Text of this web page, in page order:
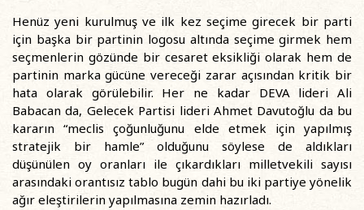
Henüz yeni kurulmuş ve ilk kez seçime girecek bir parti
için başka bir partinin logosu altında seçime girmek hem
seçmenlerin gözünde bir cesaret eksikliği olarak hem de
partinin marka gücüne vereceği zarar açısından kritik bir
hata olarak görülebilir. Her ne kadar DEVA lideri Ali
Babacan da, Gelecek Partisi lideri Ahmet Davutoğlu da bu
kararın “meclis çoğunluğunu elde etmek için yapılmış
stratejik bir hamle” olduğunu söylese de aldıkları
düşünülen oy oranları ile çıkardıkları milletvekili sayısı
arasındaki orantısız tablo bugün dahi bu iki partiye yönelik
ağır eleştirilerin yapılmasına zemin hazırladı.